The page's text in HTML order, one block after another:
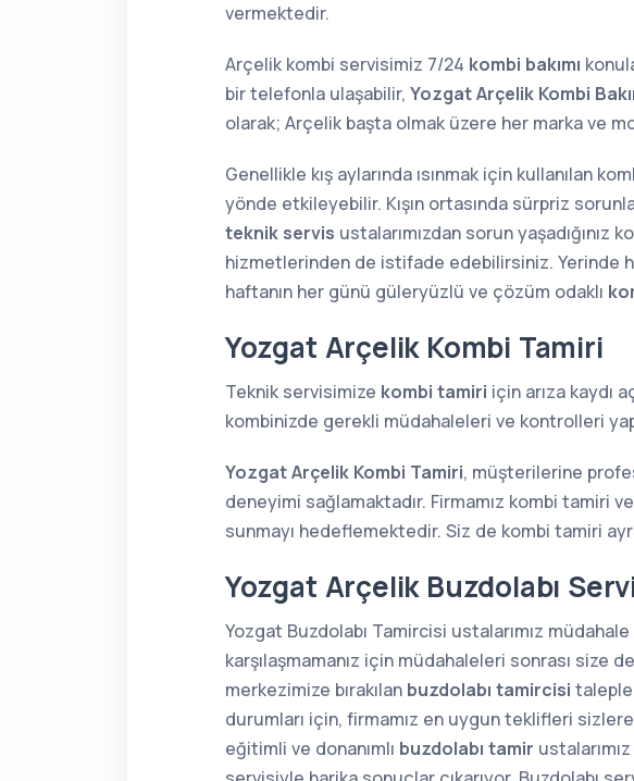
vermektedir.
Arçelik kombi servisimiz 7/24 kombi bakımı
bir telefonla ulaşabilir, Yozgat Arçelik Kombi
olarak; Arçelik başta olmak üzere her marka ve
Genellikle kış aylarında ısınmak için kullanılan
yönde etkileyebilir. Kışın ortasında sürpriz
teknik servis ustalarımızdan sorun
hizmetlerinden de istifade edebilirsiniz. Yerinde
haftanın her günü güleryüzlü ve çözüm odaklı
Yozgat Arçelik Kombi Tamiri
Teknik servisimize kombi tamiri için arıza kaydı
kombinizde gerekli müdahaleleri ve kontrolleri
Yozgat Arçelik Kombi Tamiri, müşterilerine
deneyimi sağlamaktadır. Firmamız kombi tamiri
sunmayı hedeflemektedir. Siz de kombi tamiri
Yozgat Arçelik Buzdolabı
Yozgat Buzdolabı Tamircisi ustalarımız
karşılaşmamanız için müdahaleleri sonrası size
merkezimize bırakılan buzdolabı tamircisi
durumları için, firmamız en uygun teklifleri
eğitimli ve donanımlı buzdolabı tamir